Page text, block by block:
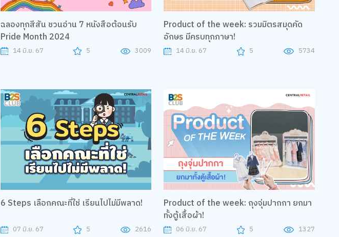
ฉลองทุกสีสัน ชวนอ่าน 7 หนังสือต้อนรับ
Pride Month 2024
14 มิ.ย. 67 5 3009
Product of the week: รวมมิตรสมุดคัด
อักษร มีครบทุกภาษา!
14 มิ.ย. 67 5 5734
6 Steps เลือกคณะที่ใช่ เรียนไปไม่มีพลาด!
07 มิ.ย. 67 5 2616
Product of the week: ถุงจุ่มปากกา ยกมา
ทั้งตู้เสื้อผ้า!
06 มิ.ย. 67 5 1327